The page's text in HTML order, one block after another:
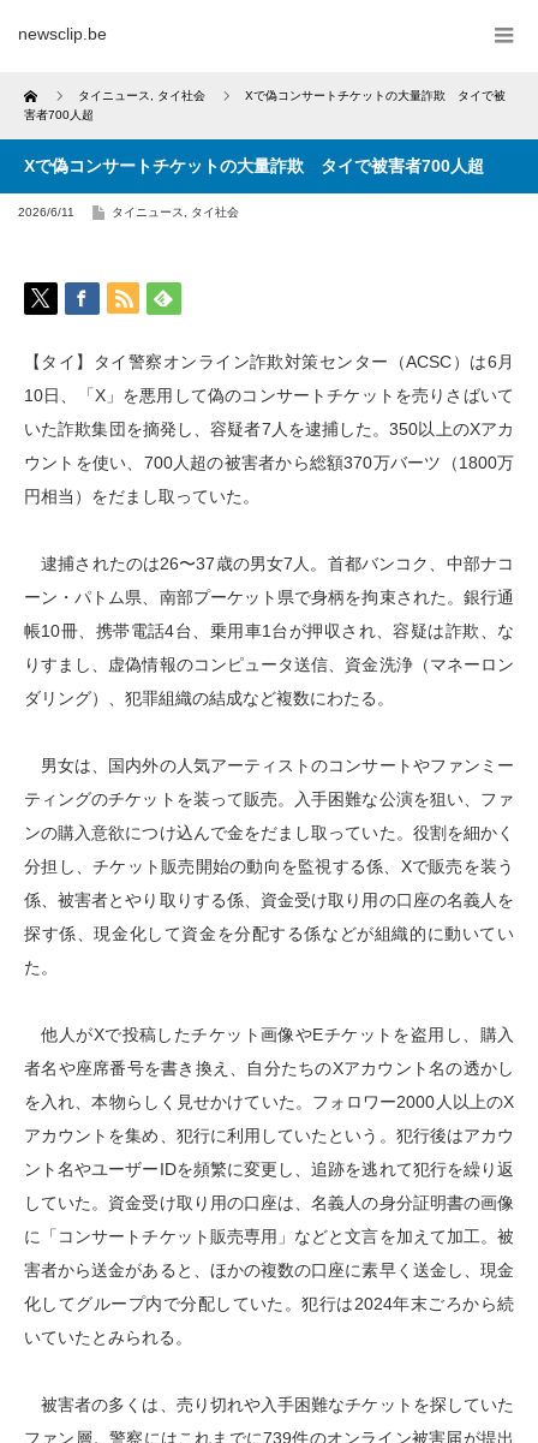
newsclip.be
Home タイニュース タイ社会
Xで偽コンサートチケットの大量詐欺 タイで被
害者700人超
Xで偽コンサートチケットの大量詐欺 タイで被害者700人超
2026/6/11 タイニュース タイ社会
【タイ】タイ警察オンライン詐欺対策センター（ACSC）は6月
10日、「X」を悪用して偽のコンサートチケットを売りさばいて
いた詐欺集団を摘発し、容疑者7人を逮捕した。350以上のXアカ
ウントを使い、700人超の被害者から総額370万バーツ（1800万
円相当）をだまし取っていた。
逮捕されたのは26〜37歳の男女7人。首都バンコク、中部ナコ
ーン・パトム県、南部プーケット県で身柄を拘束された。銀行通
帳10冊、携帯電話4台、乗用車1台が押収され、容疑は詐欺、な
りすまし、虚偽情報のコンピュータ送信、資金洗浄（マネーロン
ダリング）、犯罪組織の結成など複数にわたる。
男女は、国内外の人気アーティストのコンサートやファンミー
ティングのチケットを装って販売。入手困難な公演を狙い、ファ
ンの購入意欲につけ込んで金をだまし取っていた。役割を細かく
分担し、チケット販売開始の動向を監視する係、Xで販売を装う
係、被害者とやり取りする係、資金受け取り用の口座の名義人を
探す係、現金化して資金を分配する係などが組織的に動いてい
た。
他人がXで投稿したチケット画像やEチケットを盗用し、購入
者名や座席番号を書き換え、自分たちのXアカウント名の透かし
を入れ、本物らしく見せかけていた。フォロワー2000人以上のX
アカウントを集め、犯行に利用していたという。犯行後はアカウ
ント名やユーザーIDを頻繁に変更し、追跡を逃れて犯行を繰り返
していた。資金受け取り用の口座は、名義人の身分証明書の画像
に「コンサートチケット販売専用」などと文言を加えて加工。被
害者から送金があると、ほかの複数の口座に素早く送金し、現金
化してグループ内で分配していた。犯行は2024年末ごろから続
いていたとみられる。
被害者の多くは、売り切れや入手困難なチケットを探していた
ファン層。警察にはこれまでに739件のオンライン被害届が提出